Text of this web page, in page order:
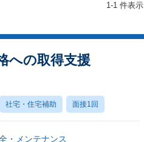
1-1 件表示
への取得支援
社宅・住宅補助 面接1回
・メンテナンス